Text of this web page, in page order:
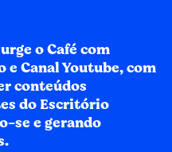
o Café com
e Canal Youtube, com
conteúdos
do Escritório
se e gerando